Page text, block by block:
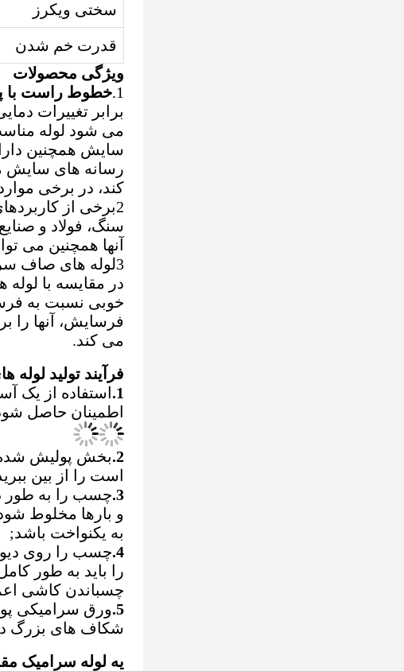
سختی ویکرز
قدرت خم شدن
ویژگی محصولات
1. خطوط راست با
برابر تغییرات
می شود لوله
سایش همچنین
رسانه های سایش
کند، در برخی
2برخی از
سنگ، فولاد و
آنها همچنین می
3لوله های صاف
در مقایسه با
خوبی نسبت به
فرسایش، آنها را
می کند.
فرآیند تولید
1. استفاده از یک
اطمینان حاصل
2. بخش پولیش شده
است را از بین
3. چسب را به طور
و بارها مخلوط
به یکنواخت باشد;
4. چسب را روی
را باید به طور
چسباندن کاشی
5. ورق سرامیکی
شکاف های بزرگ
يه لوله